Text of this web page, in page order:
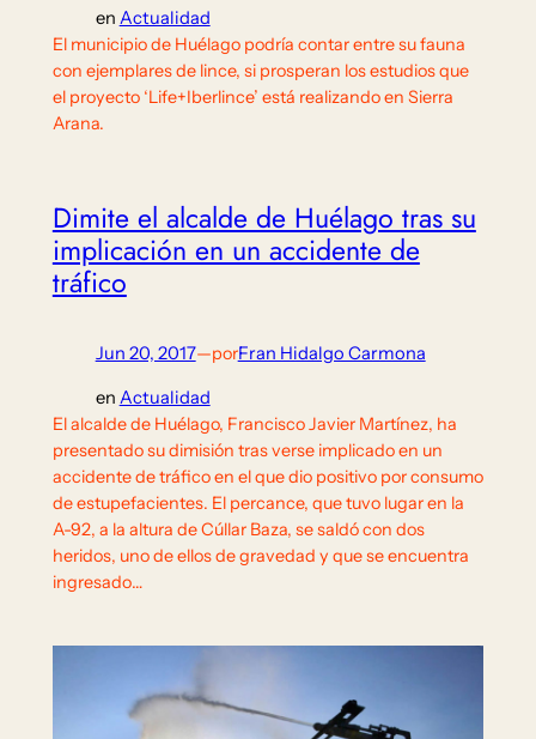
en Actualidad
El municipio de Huélago podría contar entre su fauna
con ejemplares de lince, si prosperan los estudios que
el proyecto ‘Life+Iberlince’ está realizando en Sierra
Arana.
Dimite el alcalde de Huélago tras su
implicación en un accidente de
tráfico
Jun 20, 2017—porFran Hidalgo Carmona
en Actualidad
El alcalde de Huélago, Francisco Javier Martínez, ha
presentado su dimisión tras verse implicado en un
accidente de tráfico en el que dio positivo por consumo
de estupefacientes. El percance, que tuvo lugar en la
A-92, a la altura de Cúllar Baza, se saldó con dos
heridos, uno de ellos de gravedad y que se encuentra
ingresado…